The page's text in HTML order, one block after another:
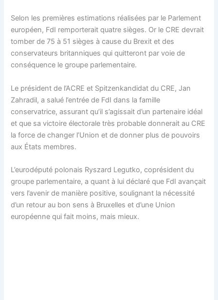
Selon les premières estimations réalisées par le Parlement
européen, FdI remporterait quatre sièges. Or le CRE devrait
tomber de 75 à 51 sièges à cause du Brexit et des
conservateurs britanniques qui quitteront par voie de
conséquence le groupe parlementaire.
Le président de l’ACRE et Spitzenkandidat du CRE, Jan
Zahradil, a salué l’entrée de FdI dans la famille
conservatrice, assurant qu’il s’agissait d’un partenaire idéal
et que sa victoire électorale très probable donnerait au CRE
la force de changer l’Union et de donner plus de pouvoirs
aux États membres.
L’eurodéputé polonais Ryszard Legutko, coprésident du
groupe parlementaire, a quant à lui déclaré que FdI avançait
vers l’avenir de manière positive, soulignant la nécessité
d’un retour au bon sens à Bruxelles et d’une Union
européenne qui fait moins, mais mieux.